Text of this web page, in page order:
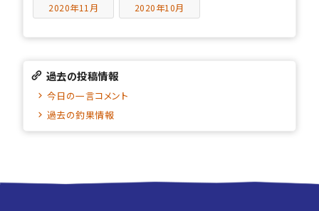
2020年11月 2020年10月
過去の投稿情報
今日の一言コメント
過去の釣果情報